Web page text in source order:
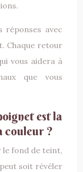
réponses avec
Chaque retour
vous aidera à
que vous
est la
couleur ?
le fond de teint,
soit révéler